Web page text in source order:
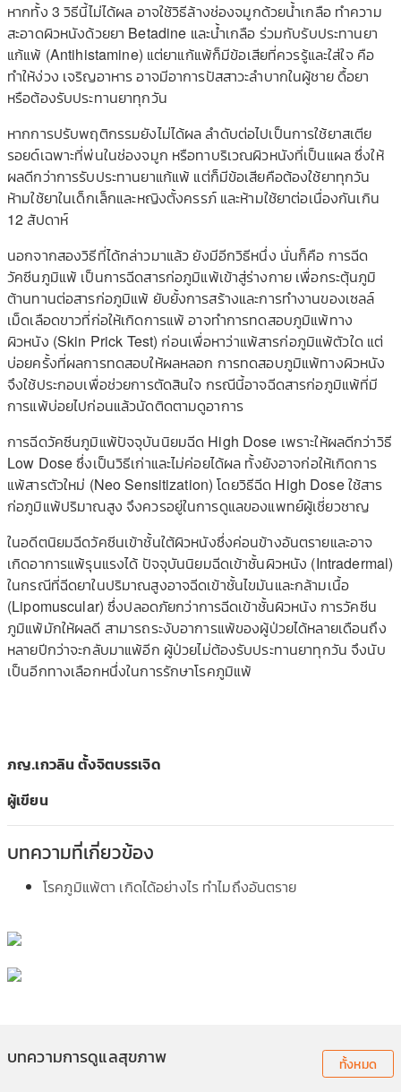
หากทั้ง 3 วิธีนี้ไม่ได้ผล อาจใช้วิธีล้างช่องจมูกด้วยน้ำเกลือ ทำความ
สะอาดผิวหนังด้วยยา Betadine และน้ำเกลือ ร่วมกับรับประทานยา
แก้แพ้ (Antihistamine) แต่ยาแก้แพ้ก็มีข้อเสียที่ควรรู้และใส่ใจ คือ
ทำให้ง่วง เจริญอาหาร อาจมีอาการปัสสาวะลำบากในผู้ชาย ดื้อยา
หรือต้องรับประทานยาทุกวัน
หากการปรับพฤติกรรมยังไม่ได้ผล ลำดับต่อไปเป็นการใช้ยาสเตีย
รอยด์เฉพาะที่พ่นในช่องจมูก หรือทาบริเวณผิวหนังที่เป็นแผล ซึ่งให้
ผลดีกว่าการรับประทานยาแก้แพ้ แต่ก็มีข้อเสียคือต้องใช้ยาทุกวัน
ห้ามใช้ยาในเด็กเล็กและหญิงตั้งครรภ์ และห้ามใช้ยาต่อเนื่องกันเกิน
12 สัปดาห์
นอกจากสองวิธีที่ได้กล่าวมาแล้ว ยังมีอีกวิธีหนึ่ง นั่นก็คือ การฉีด
วัคซีนภูมิแพ้ เป็นการฉีดสารก่อภูมิแพ้เข้าสู่ร่างกาย เพื่อกระตุ้นภูมิ
ต้านทานต่อสารก่อภูมิแพ้ ยับยั้งการสร้างและการทำงานของเซลล์
เม็ดเลือดขาวที่ก่อให้เกิดการแพ้ อาจทำการทดสอบภูมิแพ้ทาง
ผิวหนัง (Skin Prick Test) ก่อนเพื่อหาว่าแพ้สารก่อภูมิแพ้ตัวใด แต่
บ่อยครั้งที่ผลการทดสอบให้ผลหลอก การทดสอบภูมิแพ้ทางผิวหนัง
จึงใช้ประกอบเพื่อช่วยการตัดสินใจ กรณีนี้อาจฉีดสารก่อภูมิแพ้ที่มี
การแพ้บ่อยไปก่อนแล้วนัดติดตามดูอาการ
การฉีดวัคซีนภูมิแพ้ปัจจุบันนิยมฉีด High Dose เพราะให้ผลดีกว่าวิธี
Low Dose ซึ่งเป็นวิธีเก่าและไม่ค่อยได้ผล ทั้งยังอาจก่อให้เกิดการ
แพ้สารตัวใหม่ (Neo Sensitization) โดยวิธีฉีด High Dose ใช้สาร
ก่อภูมิแพ้ปริมาณสูง จึงควรอยู่ในการดูแลของแพทย์ผู้เชี่ยวชาญ
ในอดีตนิยมฉีดวัคซีนเข้าชั้นใต้ผิวหนังซึ่งค่อนข้างอันตรายและอาจ
เกิดอาการแพ้รุนแรงได้ ปัจจุบันนิยมฉีดเข้าชั้นผิวหนัง (Intradermal)
ในกรณีที่ฉีดยาในปริมาณสูงอาจฉีดเข้าชั้นไขมันและกล้ามเนื้อ
(Lipomuscular) ซึ่งปลอดภัยกว่าการฉีดเข้าชั้นผิวหนัง การวัคซีน
ภูมิแพ้มักให้ผลดี สามารถระงับอาการแพ้ของผู้ป่วยได้หลายเดือนถึง
หลายปีกว่าจะกลับมาแพ้อีก ผู้ป่วยไม่ต้องรับประทานยาทุกวัน จึงนับ
เป็นอีกทางเลือกหนึ่งในการรักษาโรคภูมิแพ้
ภญ.เกวลิน ตั้งจิตบรรเจิด
ผู้เขียน
บทความที่เกี่ยวข้อง
โรคภูมิแพ้ตา เกิดได้อย่างไร ทำไมถึงอันตราย
บทความการดูแลสุขภาพ ทั้งหมด